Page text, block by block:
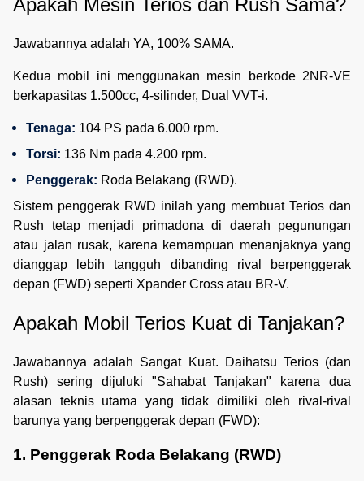
Jawabannya adalah YA, 100% SAMA.
Kedua mobil ini menggunakan mesin berkode 2NR-VE
berkapasitas 1.500cc, 4-silinder, Dual VVT-i.
Tenaga: 104 PS pada 6.000 rpm.
Torsi: 136 Nm pada 4.200 rpm.
Penggerak: Roda Belakang (RWD).
Sistem penggerak RWD inilah yang membuat Terios dan
Rush tetap menjadi primadona di daerah pegunungan
atau jalan rusak, karena kemampuan menanjaknya yang
dianggap lebih tangguh dibanding rival berpenggerak
depan (FWD) seperti Xpander Cross atau BR-V.
Apakah Mobil Terios Kuat di Tanjakan?
Jawabannya adalah Sangat Kuat. Daihatsu Terios (dan
Rush) sering dijuluki "Sahabat Tanjakan" karena dua
alasan teknis utama yang tidak dimiliki oleh rival-rival
barunya yang berpenggerak depan (FWD):
1. Penggerak Roda Belakang (RWD)